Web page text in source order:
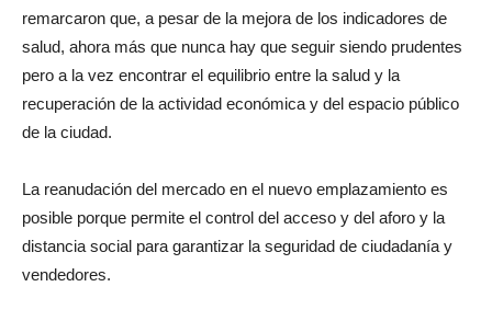
remarcaron que, a pesar de la mejora de los indicadores de
salud, ahora más que nunca hay que seguir siendo prudentes
pero a la vez encontrar el equilibrio entre la salud y la
recuperación de la actividad económica y del espacio público
de la ciudad.
La reanudación del mercado en el nuevo emplazamiento es
posible porque permite el control del acceso y del aforo y la
distancia social para garantizar la seguridad de ciudadanía y
vendedores.